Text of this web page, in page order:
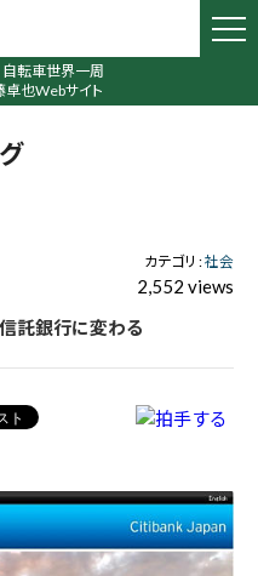
転車世界一周
卓也Webサイト
カテゴリ :社会
2,552 views
託銀行に変わる